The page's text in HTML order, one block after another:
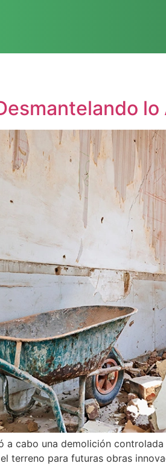
a cabo una demolición
terreno para futuras obras